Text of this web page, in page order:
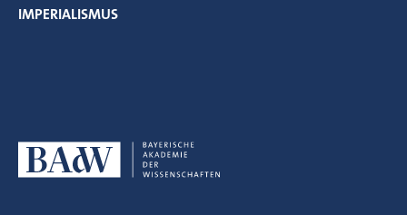
IMPERIALISMUS